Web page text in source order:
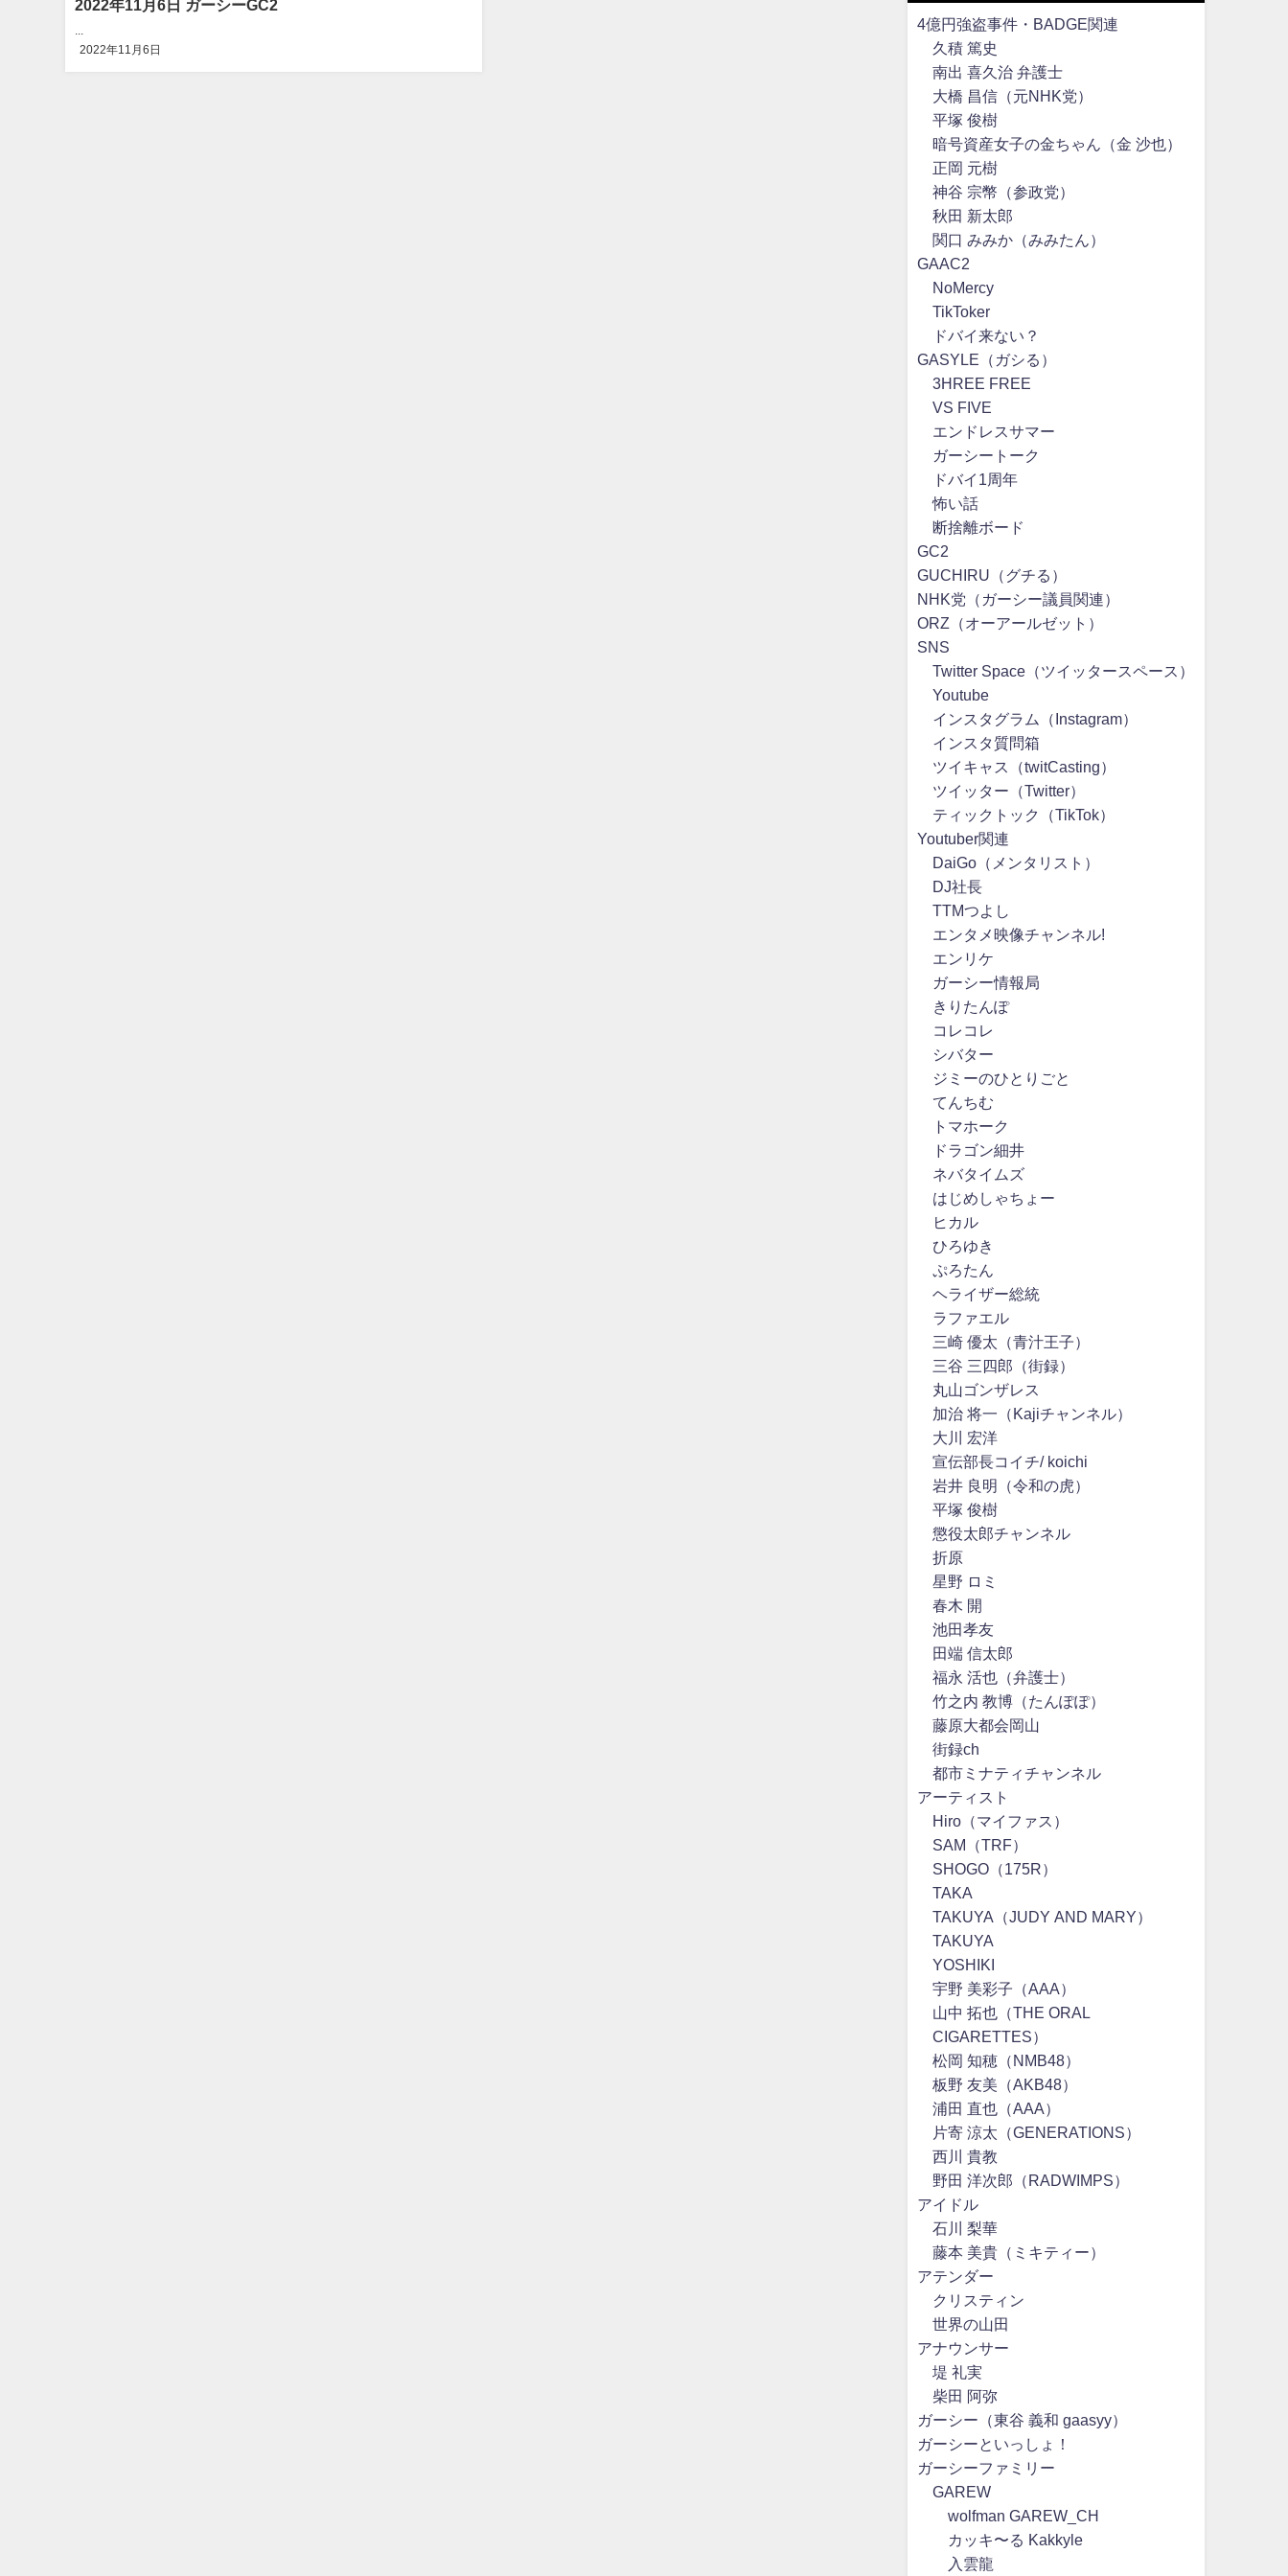
2022年11月6日 ガーシーGC2
2022年11月6日
4億円強盗事件・BADGE関連
久積 篤史
南出 喜久治 弁護士
大橋 昌信（元NHK党）
平塚 俊樹
暗号資産女子の金ちゃん（金 沙也）
正岡 元樹
神谷 宗幣（参政党）
秋田 新太郎
関口 みみか（みみたん）
GAAC2
NoMercy
TikToker
ドバイ来ない？
GASYLE（ガシる）
3HREE FREE
VS FIVE
エンドレスサマー
ガーシートーク
ドバイ1周年
怖い話
断捨離ボード
GC2
GUCHIRU（グチる）
NHK党（ガーシー議員関連）
ORZ（オーアールゼット）
SNS
Twitter Space（ツイッタースペース）
Youtube
インスタグラム（Instagram）
インスタ質問箱
ツイキャス（twitCasting）
ツイッター（Twitter）
ティックトック（TikTok）
Youtuber関連
DaiGo（メンタリスト）
DJ社長
TTMつよし
エンタメ映像チャンネル!
エンリケ
ガーシー情報局
きりたんぽ
コレコレ
シバター
ジミーのひとりごと
てんちむ
トマホーク
ドラゴン細井
ネバタイムズ
はじめしゃちょー
ヒカル
ひろゆき
ぷろたん
ヘライザー総統
ラファエル
三崎 優太（青汁王子）
三谷 三四郎（街録）
丸山ゴンザレス
加治 将一（Kajiチャンネル）
大川 宏洋
宣伝部長コイチ/ koichi
岩井 良明（令和の虎）
平塚 俊樹
懲役太郎チャンネル
折原
星野 ロミ
春木 開
池田孝友
田端 信太郎
福永 活也（弁護士）
竹之内 教博（たんぽぽ）
藤原大都会岡山
街録ch
都市ミナティチャンネル
アーティスト
Hiro（マイファス）
SAM（TRF）
SHOGO（175R）
TAKA
TAKUYA（JUDY AND MARY）
TAKUYA∞
YOSHIKI
宇野 美彩子（AAA）
山中 拓也（THE ORAL
CIGARETTES）
松岡 知穂（NMB48）
板野 友美（AKB48）
浦田 直也（AAA）
片寄 涼太（GENERATIONS）
西川 貴教
野田 洋次郎（RADWIMPS）
アイドル
石川 梨華
藤本 美貴（ミキティー）
アテンダー
クリスティン
世界の山田
アナウンサー
堤 礼実
柴田 阿弥
ガーシー（東谷 義和 gaasyy）
ガーシーといっしょ！
ガーシーファミリー
GAREW
wolfman GAREW_CH
カッキ〜る Kakkyle
入雲龍